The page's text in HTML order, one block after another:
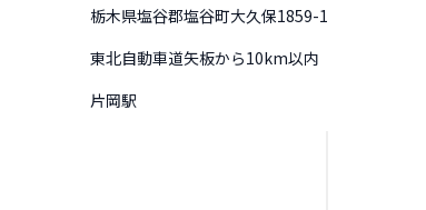
栃木県塩谷郡塩谷町大久保1859-1
東北自動車道矢板から10km以内
片岡駅